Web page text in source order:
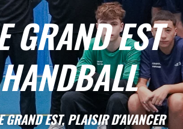
GRAND EST
GRAND EST, PLAISIR D'AVANCER